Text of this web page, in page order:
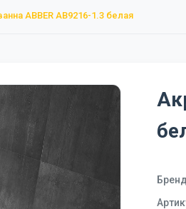
ABBER AB9216-1.3 белая